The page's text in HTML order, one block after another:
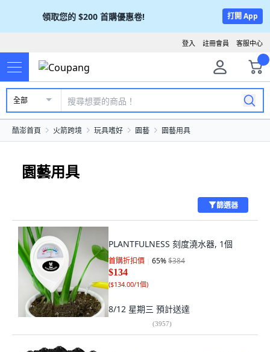
領取您的 $200 首購優惠卷! 打開 App
客服中心
註冊會員
登入
全部
酷澎首頁 火箭跨境 玩具嗜好 園藝 園藝用具
園藝用具
篩選器
PLANTFULNESS 刻度澆水器, 1個
首購折扣價 65%$384
$134
($134.00/1個)
8/12 星期三 預計送達
(3957)